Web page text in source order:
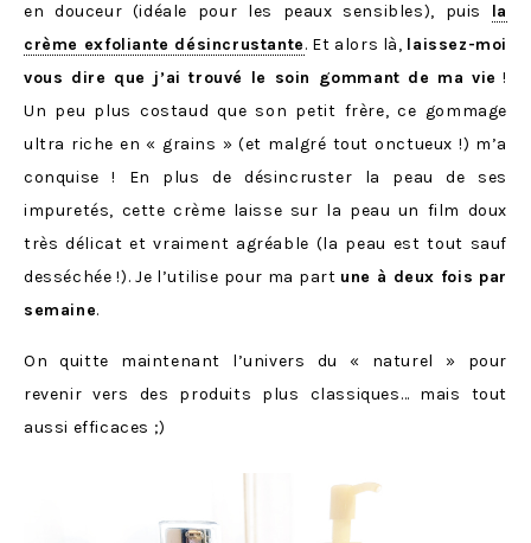
en douceur (idéale pour les peaux sensibles), puis la
crème exfoliante désincrustante. Et alors là, laissez-moi
vous dire que j’ai trouvé le soin gommant de ma vie !
Un peu plus costaud que son petit frère, ce gommage
ultra riche en « grains » (et malgré tout onctueux !) m’a
conquise ! En plus de désincruster la peau de ses
impuretés, cette crème laisse sur la peau un film doux
très délicat et vraiment agréable (la peau est tout sauf
desséchée !). Je l’utilise pour ma part une à deux fois par
semaine.
On quitte maintenant l’univers du « naturel » pour
revenir vers des produits plus classiques… mais tout
aussi efficaces ;)